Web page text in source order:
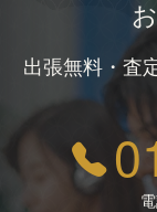
出張無料・査